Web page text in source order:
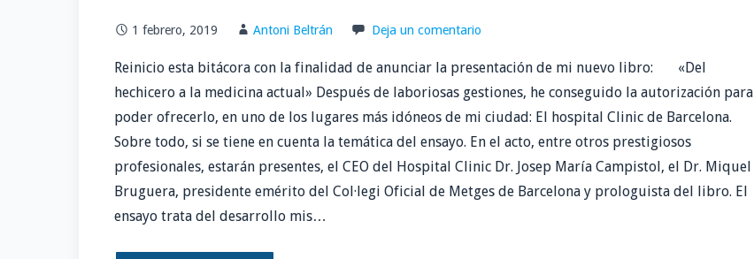
1 febrero, 2019 Antoni Beltrán Deja un comentario
Reinicio esta bitácora con la finalidad de anunciar la presentación de mi nuevo libro: «Del
hechicero a la medicina actual» Después de laboriosas gestiones, he conseguido la autorización para
poder ofrecerlo, en uno de los lugares más idóneos de mi ciudad: El hospital Clinic de Barcelona.
Sobre todo, si se tiene en cuenta la temática del ensayo. En el acto, entre otros prestigiosos
profesionales, estarán presentes, el CEO del Hospital Clinic Dr. Josep María Campistol, el Dr. Miquel
Bruguera, presidente emérito del Col·legi Oficial de Metges de Barcelona y prologuista del libro. El
ensayo trata del desarrollo mis…